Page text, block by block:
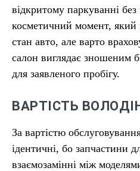
відкритому паркуванні
косметичний момент, який
стан авто, але варто
салон виглядає зношеним
для заявленого пробігу.
ВАРТІСТЬ
За вартістю
ідентичні, бо запчастини
взаємозамінні між